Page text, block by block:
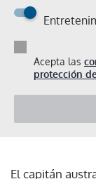
Acepta las
protección
El capitán